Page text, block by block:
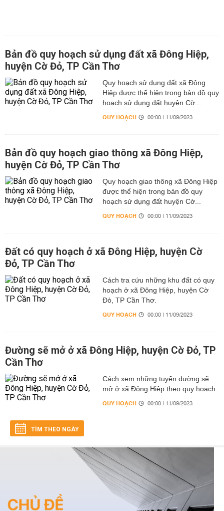
Bản đồ quy hoạch sử dụng đất xã Đông Hiệp,
huyện Cờ Đỏ, TP Cần Thơ
Quy hoạch sử dụng đất xã Đông
Hiệp được thể hiện trong bản đồ quy
hoạch sử dụng đất huyện Cờ...
QUY HOẠCH 00:00 | 11/09/2023
Bản đồ quy hoạch giao thông xã Đông Hiệp,
huyện Cờ Đỏ, TP Cần Thơ
Quy hoạch giao thông xã Đông Hiệp
được thể hiện trong bản đồ quy
hoạch sử dụng đất huyện Cờ...
QUY HOẠCH 00:00 | 11/09/2023
Đất có quy hoạch ở xã Đông Hiệp, huyện Cờ
Đỏ, TP Cần Thơ
Cách tra cứu những khu đất có quy
hoạch ở xã Đông Hiệp, huyện Cờ
Đỏ, TP Cần Thơ.
QUY HOẠCH 00:00 | 11/09/2023
Đường sẽ mở ở xã Đông Hiệp, huyện Cờ Đỏ, TP
Cần Thơ
Cách xem những tuyến đường sẽ
mở ở xã Đông Hiệp theo quy hoạch.
QUY HOẠCH 00:00 | 11/09/2023
TÌM THEO NGÀY